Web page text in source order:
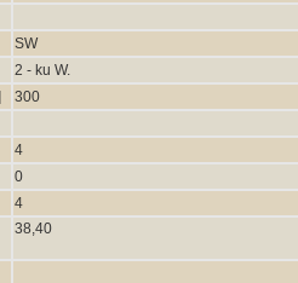
SW
2 - ku W.
300
4
0
4
38,40